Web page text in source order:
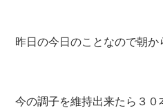
昨日の今日のことなので朝か
今の調子を維持出来たら３０